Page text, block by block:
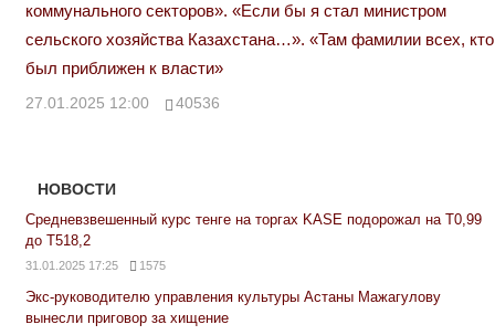
коммунального секторов». «Если бы я стал министром
сельского хозяйства Казахстана…». «Там фамилии всех, кто
был приближен к власти»
27.01.2025 12:00 40536
НОВОСТИ
Средневзвешенный курс тенге на торгах KASE подорожал на Т0,99
до Т518,2
31.01.2025 17:25 1575
Экс-руководителю управления культуры Астаны Мажагулову
вынесли приговор за хищение